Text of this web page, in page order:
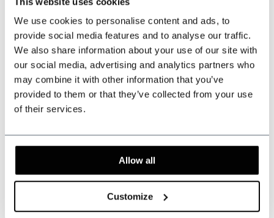
We use cookies to personalise content and ads, to
provide social media features and to analyse our traffic.
We also share information about your use of our site with
our social media, advertising and analytics partners who
may combine it with other information that you’ve
provided to them or that they’ve collected from your use
of their services.
Allow all
Customize
Partager ce produit
Évaluations
Mots-clés
Achetez en gros et économisez
Ce produit est souvent acheté avec...